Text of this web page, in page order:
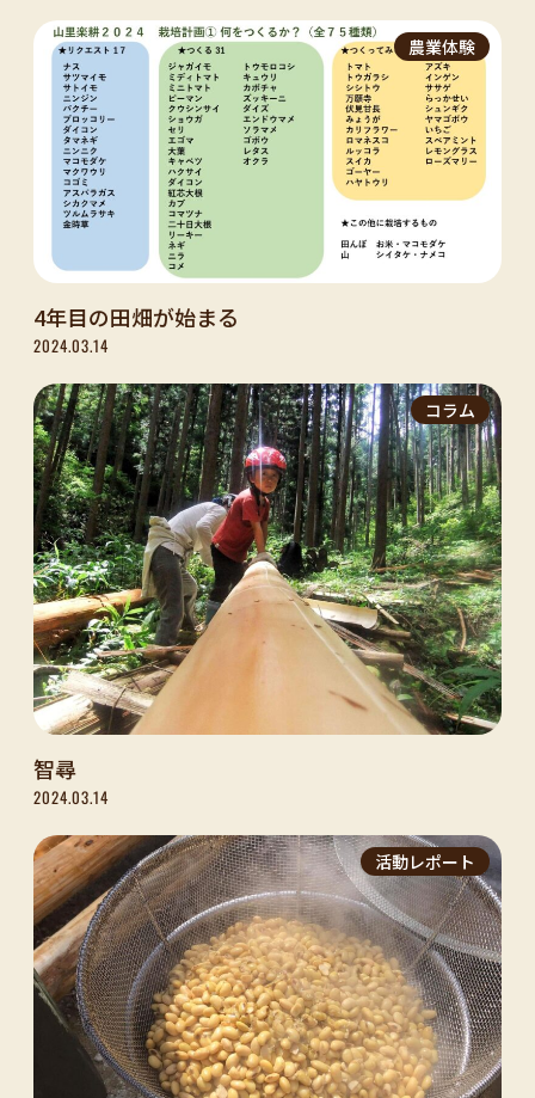
4年目の田畑が始まる
2024.03.14
農業体験
智尋
2024.03.14
コラム
活動レポート